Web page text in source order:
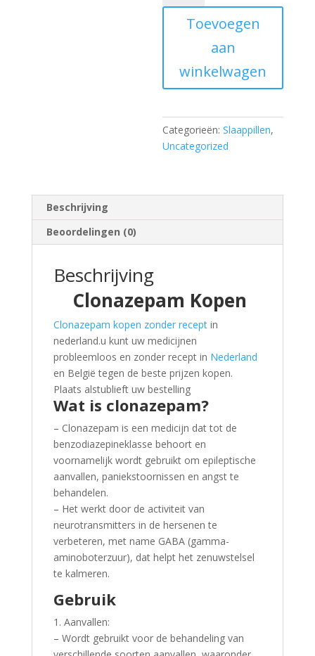
aantal
Toevoegen
aan
winkelwagen
Categorieën:Slaappillen,
Uncategorized
Beschrijving
Beoordelingen (0)
Beschrijving
Clonazepam Kopen
Clonazepam kopen zonder receptin
nederland.u kunt uw medicijnen
probleemloos en zonder recept in Nederland
en België tegen de beste prijzen kopen.
Plaats alstublieft uw bestelling
Wat is clonazepam?
– Clonazepam is een medicijn dat tot de
benzodiazepineklasse behoort en
voornamelijk wordt gebruikt om epileptische
aanvallen, paniekstoornissen en angst te
behandelen.
– Het werkt door de activiteit van
neurotransmitters in de hersenen te
verbeteren, met name GABA (gamma-
aminoboterzuur), dat helpt het zenuwstelsel
te kalmeren.
Gebruik
1. Aanvallen:
– Wordt gebruikt voor de behandeling van